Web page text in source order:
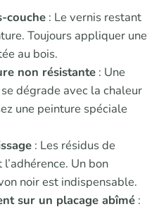
couche: Le vernis restant
Toujours appliquer une
au bois.
non résistante: Une
dégrade avec la chaleur
une peinture spéciale
: Les résidus de
Un bon
noir est indispensable.
sur un placage abîmé: